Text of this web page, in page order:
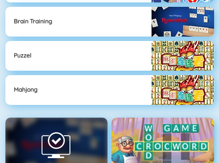
Brain Training
Puzzel
Mahjong